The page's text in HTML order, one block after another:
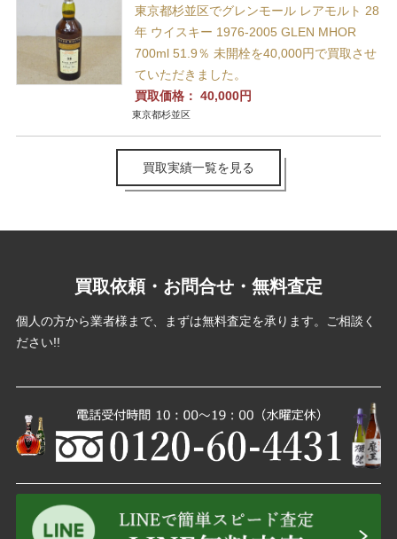
東京都杉並区でグレンモール レアモルト 28
年 ウイスキー 1976-2005 GLEN MHOR
700ml 51.9％ 未開栓を40,000円で買取させ
ていただきました。
買取価格： 40,000円
東京都杉並区
買取実績一覧を見る
買取依頼・お問合せ・無料査定
個人の方から業者様まで、まずは無料査定を承ります。ご相談く
ださい!!